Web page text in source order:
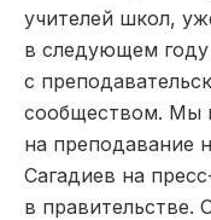
учителей школ,
в следующем
с
сообществом. Мы
на преподавание
Сагадиев на
в правительстве.